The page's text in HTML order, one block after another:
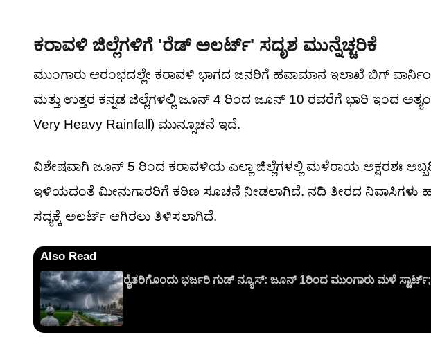
ಕರಾವಳಿ ಜಿಲ್ಲೆಗಳಿಗೆ 'ರೆಡ್ ಅಲರ್ಟ್' ಸದೃಶ ಮುನ್ನೆಚ್ಚರಿಕೆ
ಮುಂಗಾರು ಆರಂಭದಲ್ಲೇ ಕರಾವಳಿ ಭಾಗದ ಜನರಿಗೆ ಹವಾಮಾನ ಇಲಾಖೆ ಬಿಗ್
ಮತ್ತು ಉತ್ತರ ಕನ್ನಡ ಜಿಲ್ಲೆಗಳಲ್ಲಿ ಜೂನ್ 4 ರಿಂದ ಜೂನ್ 10 ರವರೆಗೆ ಭಾರಿ ಇಂದ
Very Heavy Rainfall) ಮುನ್ಸೂಚನೆ ಇದೆ.
ವಿಶೇಷವಾಗಿ ಜೂನ್ 5 ರಿಂದ ಕರಾವಳಿಯ ಎಲ್ಲಾ ಜಿಲ್ಲೆಗಳಲ್ಲಿ ಮಳೆರಾಯ ಅಕ್ಷರಶಃ
ಇಳಿಯದಂತೆ ಮೀನುಗಾರರಿಗೆ ಕಠಿಣ ಸೂಚನೆ ನೀಡಲಾಗಿದೆ. ನದಿ ತೀರದ ನಿವಾಸಿಗಳು
ಸದ್ಯಕ್ಕೆ ಅಲರ್ಟ್ ಆಗಿರಲು ತಿಳಿಸಲಾಗಿದೆ.
Also Read
ರೈತರಿಗೊಂದು ಭರ್ಜರಿ ಗುಡ್ ನ್ಯೂಸ್: ಜೂನ್ 1ರಿಂದ ಮುಂಗಾರು ಮಳೆ